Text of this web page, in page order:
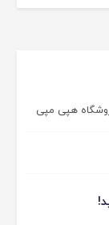
هپی مپی